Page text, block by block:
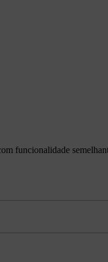
funcionalidade